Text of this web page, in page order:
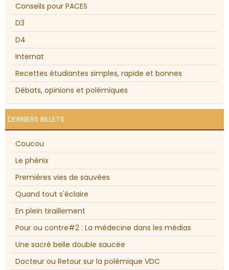
Conseils pour PACES
D3
D4
Internat
Recettes étudiantes simples, rapide et bonnes
Débats, opinions et polémiques
DERNIERS BILLETS
Coucou
Le phénix
Premières vies de sauvées
Quand tout s'éclaire
En plein tiraillement
Pour ou contre#2 : La médecine dans les médias
Une sacré belle double saucée
Docteur ou Retour sur la polémique VDC